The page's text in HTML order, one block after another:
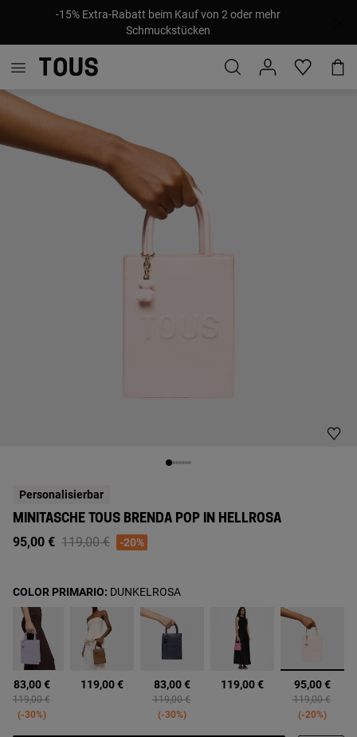
-15% Extra-Rabatt beim Kauf von 2 oder mehr
Schmuckstücken
Personalisierbar
MINITASCHE TOUS BRENDA POP IN HELLROSA
95,00 € Price reduced from
119,00 €to-20%
83,00 €
Price reduced from
119,00 €to
-30%
119,00 € 83,00 €
Price reduced from
119,00 €to
-30%
119,00 € 95,00 €
Price reduced
119,00 €to
-20%
COLOR PRIMARIO: DUNKELROSA